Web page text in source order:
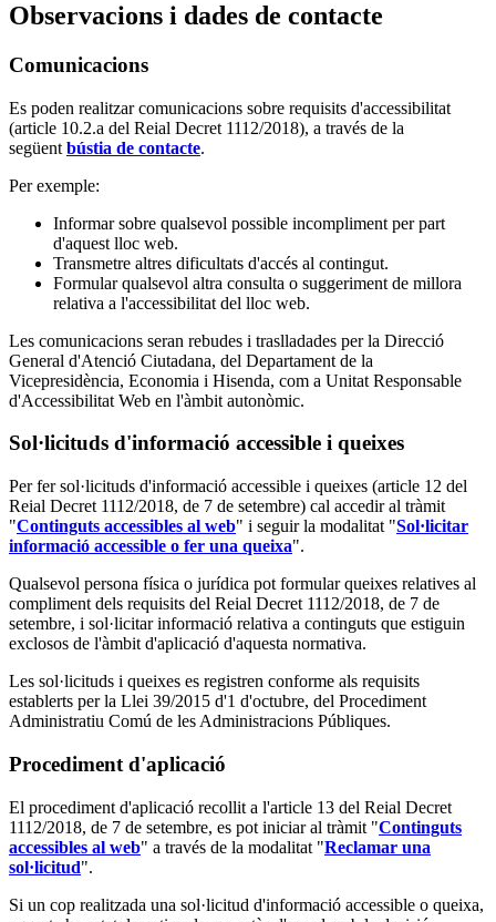
Observacions i dades de contacte
Comunicacions
Es poden realitzar comunicacions sobre requisits d'accessibilitat
(article 10.2.a del Reial Decret 1112/2018), a través de la
següent bústia de contacte.
Per exemple:
Informar sobre qualsevol possible incompliment per part
d'aquest lloc web.
Transmetre altres dificultats d'accés al contingut.
Formular qualsevol altra consulta o suggeriment de millora
relativa a l'accessibilitat del lloc web.
Les comunicacions seran rebudes i traslladades per la Direcció
General d'Atenció Ciutadana, del Departament de la
Vicepresidència, Economia i Hisenda, com a Unitat Responsable
d'Accessibilitat Web en l'àmbit autonòmic.
Sol·licituds d'informació accessible i queixes
Per fer sol·licituds d'informació accessible i queixes (article 12 del
Reial Decret 1112/2018, de 7 de setembre) cal accedir al tràmit
"Continguts accessibles al web" i seguir la modalitat "Sol·licitar
informació accessible o fer una queixa".
Qualsevol persona física o jurídica pot formular queixes relatives al
compliment dels requisits del Reial Decret 1112/2018, de 7 de
setembre, i sol·licitar informació relativa a continguts que estiguin
exclosos de l'àmbit d'aplicació d'aquesta normativa.
Les sol·licituds i queixes es registren conforme als requisits
establerts per la Llei 39/2015 d'1 d'octubre, del Procediment
Administratiu Comú de les Administracions Públiques.
Procediment d'aplicació
El procediment d'aplicació recollit a l'article 13 del Reial Decret
1112/2018, de 7 de setembre, es pot iniciar al tràmit "Continguts
accessibles al web" a través de la modalitat "Reclamar una
sol·licitud".
Si un cop realitzada una sol·licitud d'informació accessible o queixa,